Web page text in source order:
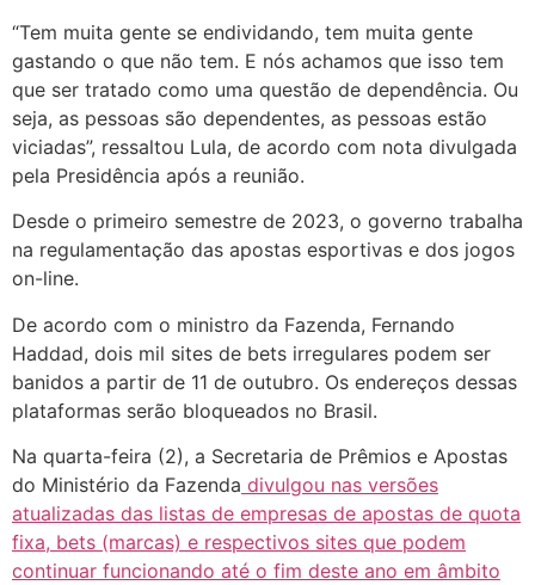
“Tem muita gente se endividando, tem muita gente
gastando o que não tem. E nós achamos que isso tem
que ser tratado como uma questão de dependência. Ou
seja, as pessoas são dependentes, as pessoas estão
viciadas”, ressaltou Lula, de acordo com nota divulgada
pela Presidência após a reunião.
Desde o primeiro semestre de 2023, o governo trabalha
na regulamentação das apostas esportivas e dos jogos
on-line.
De acordo com o ministro da Fazenda, Fernando
Haddad, dois mil sites de bets irregulares podem ser
banidos a partir de 11 de outubro. Os endereços dessas
plataformas serão bloqueados no Brasil.
Na quarta-feira (2), a Secretaria de Prêmios e Apostas
do Ministério da Fazenda divulgou nas versões
atualizadas das listas de empresas de apostas de quota
fixa, bets (marcas) e respectivos sites que podem
continuar funcionando até o fim deste ano em âmbito